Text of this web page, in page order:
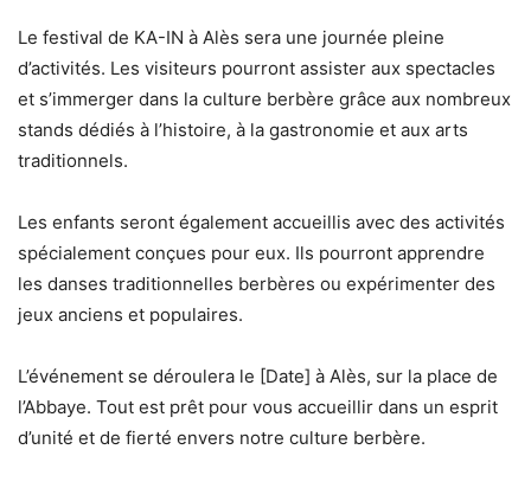
Le festival de KA-IN à Alès sera une journée pleine
d’activités. Les visiteurs pourront assister aux spectacles
et s’immerger dans la culture berbère grâce aux nombreux
stands dédiés à l’histoire, à la gastronomie et aux arts
traditionnels.
Les enfants seront également accueillis avec des activités
spécialement conçues pour eux. Ils pourront apprendre
les danses traditionnelles berbères ou expérimenter des
jeux anciens et populaires.
L’événement se déroulera le [Date] à Alès, sur la place de
l’Abbaye. Tout est prêt pour vous accueillir dans un esprit
d’unité et de fierté envers notre culture berbère.